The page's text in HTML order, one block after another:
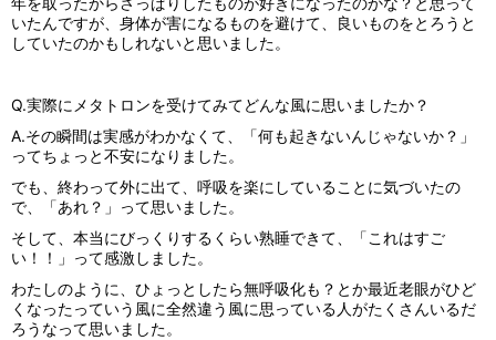
いたんですが、身体が害になるものを避けて、良いものをとろうと
していたのかもしれないと思いました。
Q.実際にメタトロンを受けてみてどんな風に思いましたか？
A.その瞬間は実感がわかなくて、「何も起きないんじゃないか？」
ってちょっと不安になりました。
でも、終わって外に出て、呼吸を楽にしていることに気づいたの
で、「あれ？」って思いました。
そして、本当にびっくりするくらい熟睡できて、「これはすご
い！！」って感激しました。
わたしのように、ひょっとしたら無呼吸化も？とか最近老眼がひど
くなったっていう風に全然違う風に思っている人がたくさんいるだ
ろうなって思いました。